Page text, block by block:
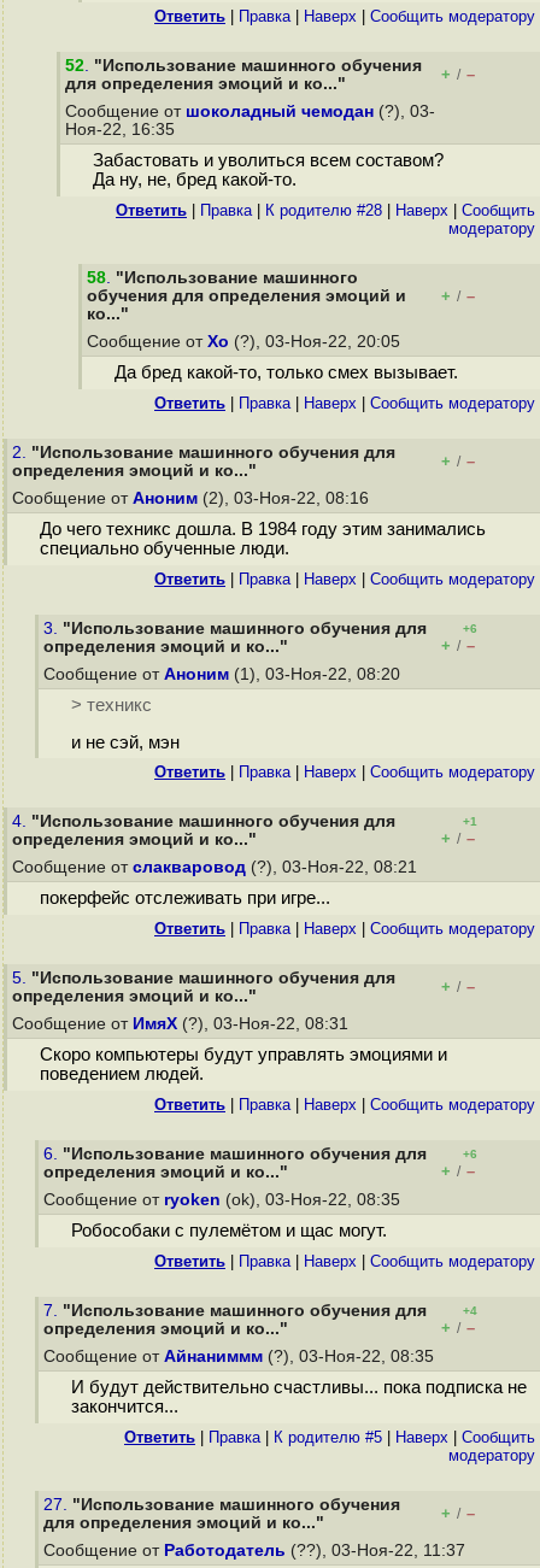
Ответить Правка| Наверх Cообщить модератору
52. "Использование машинного обучения
для определения эмоций и ко..."
+ / –
Сообщение от шоколадный чемодан (?), 03-
Ноя-22, 16:35
Забастовать и уволиться всем составом?
Да ну, не, бред какой-то.
Ответить Правка| К родителю #28 Наверх
Cообщить
модератору
58. "Использование машинного
обучения для определения эмоций и
ко..."
+ / –
Сообщение от Xo (?), 03-Ноя-22, 20:05
Да бред какой-то, только смех вызывает.
Ответить Правка| Наверх Cообщить модератору
2. "Использование машинного обучения для
определения эмоций и ко..."
+ / –
Сообщение от Аноним (2), 03-Ноя-22, 08:16
До чего техникс дошла. В 1984 году этим занимались
специально обученные люди.
Ответить Правка| Наверх Cообщить модератору
3. "Использование машинного обучения для
определения эмоций и ко..."
+6
+ / –
Сообщение от Аноним (1), 03-Ноя-22, 08:20
> техникс
и не сэй, мэн
Ответить Правка| Наверх Cообщить модератору
4. "Использование машинного обучения для
определения эмоций и ко..."
+1
+ / –
Сообщение от слакваровод (?), 03-Ноя-22, 08:21
покерфейс отслеживать при игре...
Ответить Правка| Наверх Cообщить модератору
5. "Использование машинного обучения для
определения эмоций и ко..."
+ / –
Сообщение от ИмяХ (?), 03-Ноя-22, 08:31
Скоро компьютеры будут управлять эмоциями и
поведением людей.
Ответить Правка| Наверх Cообщить модератору
6. "Использование машинного обучения для
определения эмоций и ко..."
+6
+ / –
Сообщение от ryoken (ok), 03-Ноя-22, 08:35
Робособаки с пулемётом и щас могут.
Ответить Правка| Наверх Cообщить модератору
7. "Использование машинного обучения для
определения эмоций и ко..."
+4
+ / –
Сообщение от Айнаниммм (?), 03-Ноя-22, 08:35
И будут действительно счастливы... пока подписка не
закончится...
Ответить Правка| К родителю #5 Наверх
Cообщить
модератору
27. "Использование машинного обучения
для определения эмоций и ко..."
+ / –
Сообщение от Работодатель (??), 03-Ноя-22, 11:37